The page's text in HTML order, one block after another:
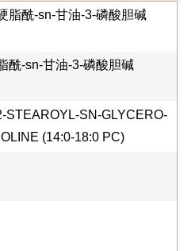
酰-sn-甘油-3-磷酸胆碱
STEAROYL-SN-GLYCERO-
(14:0-18:0 PC)